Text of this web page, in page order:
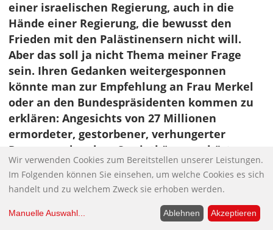
einer israelischen Regierung, auch in die
Hände einer Regierung, die bewusst den
Frieden mit den Palästinensern nicht will.
Aber das soll ja nicht Thema meiner Frage
sein. Ihren Gedanken weitergesponnen
könnte man zur Empfehlung an Frau Merkel
oder an den Bundespräsidenten kommen zu
erklären: Angesichts von 27 Millionen
ermordeter, gestorbener, verhungerter
Russen und andere Sowjetbürger gehört
Frieden mit Russland und die Sicherheit
Russlands zur deutschen Staatsraison. –
Würde das helfen, um die von Ihnen
entdeckte Kriegspropaganda zu stoppen?
Wir verwenden Cookies zum Bereitstellen unserer Leistungen.
Im Folgenden können Sie einsehen, um welche Cookies es sich
handelt und zu welchem Zweck sie erhoben werden.
Manuelle Auswahl... Ablehnen Akzeptieren